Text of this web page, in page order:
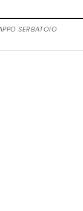
SERBATOIO